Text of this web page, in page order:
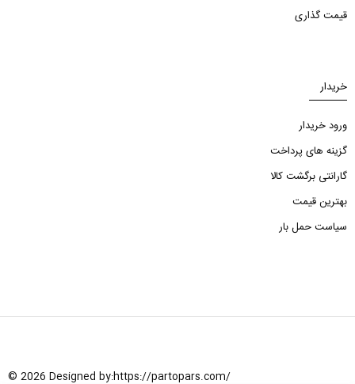
قیمت گذاری
خریدار
ورود خریدار
گزینه های پرداخت
گارانتی برگشت کالا
بهترین قیمت
سیاست حمل بار
© 2026 Designed by:https://partopars.com/